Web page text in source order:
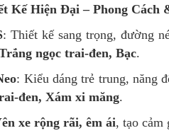
Kế Hiện Đại – Phong Cách
: Thiết kế sang trọng, đường
ngọc trai-đen, Bạc.
: Kiểu dáng trẻ trung, năng
đen, Xám xi măng.
xe rộng rãi, êm ái, tạo cảm